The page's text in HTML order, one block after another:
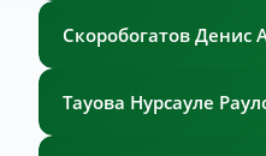
Скоробогатов Денис
Тауова Нурсауле